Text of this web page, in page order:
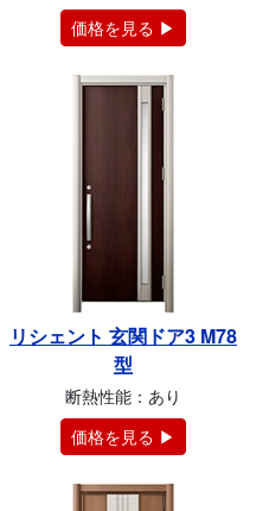
価格を見る ▶
リシェント 玄関ドア3 M78
型
断熱性能：あり
価格を見る ▶